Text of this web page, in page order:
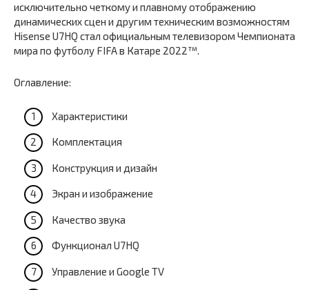
исключительно четкому и плавному отображению
динамических сцен и другим техническим возможностям
Hisense U7HQ стал официальным телевизором Чемпионата
мира по футболу FIFA в Катаре 2022™.
Оглавление:
Характеристики
Комплектация
Конструкция и дизайн
Экран и изображение
Качество звука
Функционал U7HQ
Управление и Google TV